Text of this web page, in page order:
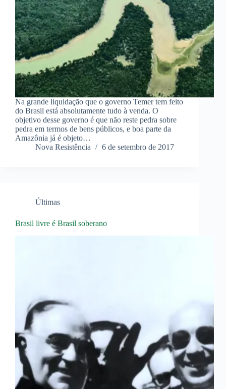
Na grande liquidação que o governo Temer tem feito
do Brasil está absolutamente tudo à venda. O
objetivo desse governo é que não reste pedra sobre
pedra em termos de bens públicos, e boa parte da
Amazônia já é objeto…
Nova Resistência
6 de setembro de 2017
Últimas
Brasil livre é Brasil soberano